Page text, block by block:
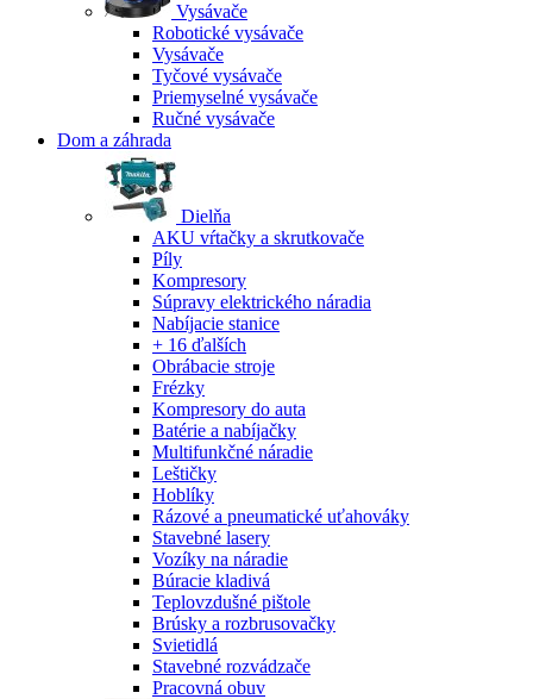
Vysávače
Robotické vysávače
Vysávače
Tyčové vysávače
Priemyselné vysávače
Ručné vysávače
Dom a záhrada
Dielňa
AKU vŕtačky a skrutkovače
Píly
Kompresory
Súpravy elektrického náradia
Nabíjacie stanice
+ 16 ďalších
Obrábacie stroje
Frézky
Kompresory do auta
Batérie a nabíjačky
Multifunkčné náradie
Leštičky
Hoblíky
Rázové a pneumatické uťahováky
Stavebné lasery
Vozíky na náradie
Búracie kladivá
Teplovzdušné pištole
Brúsky a rozbrusovačky
Svietidlá
Stavebné rozvádzače
Pracovná obuv